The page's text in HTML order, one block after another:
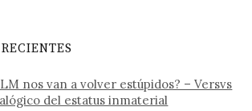
nos van a volver estúpidos? – Versvs
del estatus inmaterial